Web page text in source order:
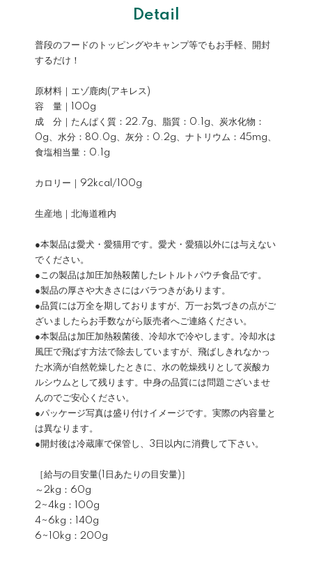
Detail
普段のフードのトッピングやキャンプ等でもお手軽、開封
するだけ！
原材料｜エゾ鹿肉(アキレス)
容 量｜100g
成 分｜たんぱく質：22.7g、脂質：0.1g、炭水化物：
0g、水分：80.0g、灰分：0.2g、ナトリウム：45mg、
食塩相当量：0.1g
カロリー｜92kcal/100g
生産地｜北海道稚内
●本製品は愛犬・愛猫用です。愛犬・愛猫以外には与えない
でください。
●この製品は加圧加熱殺菌したレトルトパウチ食品です。
●製品の厚さや大きさにはバラつきがあります。
●品質には万全を期しておりますが、万一お気づきの点がご
ざいましたらお手数ながら販売者へご連絡ください。
●本製品は加圧加熱殺菌後、冷却水で冷やします。冷却水は
風圧で飛ばす方法で除去していますが、飛ばしきれなかっ
た水滴が自然乾燥したときに、水の乾燥残りとして炭酸カ
ルシウムとして残ります。中身の品質には問題ございませ
んのでご安心ください。
●パッケージ写真は盛り付けイメージです。実際の内容量と
は異なります。
●開封後は冷蔵庫で保管し、3日以内に消費して下さい。
［給与の目安量(1日あたりの目安量)］
～2kg：60g
2~4kg：100g
4~6kg：140g
6~10kg：200g